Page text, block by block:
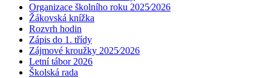
Organizace školního roku 2025⁄2026
Žákovská knížka
Rozvrh hodin
Zápis do 1. třídy
Zájmové kroužky 2025⁄2026
Letní tábor 2026
Školská rada